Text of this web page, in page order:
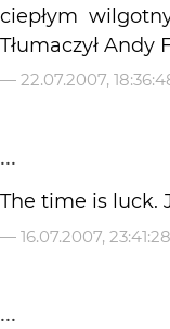
ciepłym
Tłumaczył Andy
— 22.07.2007,
...
The time is luck.
— 16.07.2007, 23:41:28
...